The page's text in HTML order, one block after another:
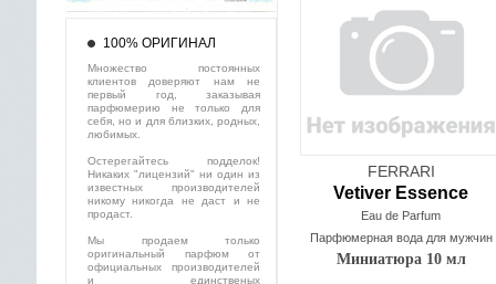
FERRARI
Vetiver Essence
Eau de Parfum
Парфюмерная вода для мужчин
Миниатюра 10 мл
100% ОРИГИНАЛ
Множество постоянных
клиентов доверяют нам не
первый год, заказывая
парфюмерию не только для
себя, но и для близких, родных,
любимых.
Остерегайтесь подделок!
Никаких "лицензий" ни один из
известных производителей
никому никогда не даст и не
продаст.
Мы продаем только
оригинальный парфюм от
официальных производителей
и единственых